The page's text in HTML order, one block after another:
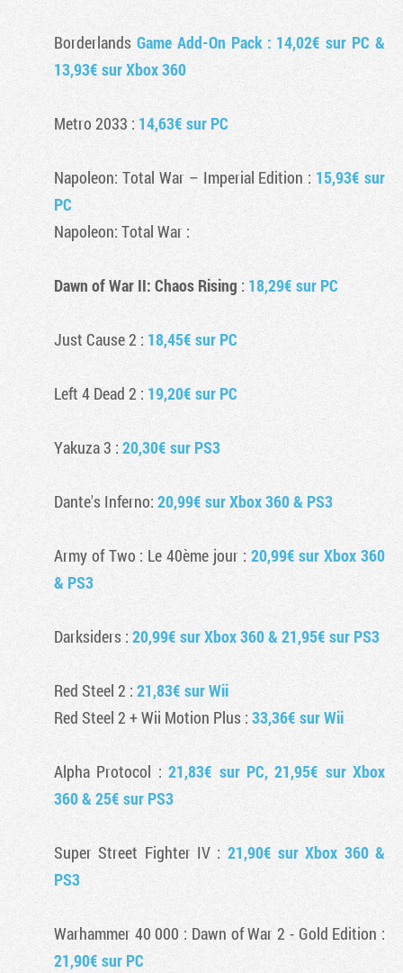
Borderlands Game Add-On Pack : 14,02€ sur PC &
13,93€ sur Xbox 360
Metro 2033 : 14,63€ sur PC
Napoleon: Total War– Imperial Edition : 15,93€ sur
PC
Napoleon: Total War :
Dawn of War II: Chaos Rising : 18,29€ sur PC
Just Cause 2 : 18,45€ sur PC
Left 4 Dead 2 : 19,20€ sur PC
Yakuza 3 : 20,30€ sur PS3
Dante's Inferno: 20,99€ sur Xbox 360 & PS3
Army of Two : Le 40ème jour: 20,99€ sur Xbox 360
& PS3
Darksiders : 20,99€ sur Xbox 360 & 21,95€ sur PS3
Red Steel 2 : 21,83€ sur Wii
Red Steel 2+ Wii Motion Plus : 33,36€ sur Wii
Alpha Protocol :21,83€ sur PC, 21,95€ sur Xbox
360 & 25€ sur PS3
Super Street Fighter IV : 21,90€ sur Xbox 360 &
PS3
Warhammer 40 000 : Dawn of War 2 - Gold Edition :
21,90€ sur PC